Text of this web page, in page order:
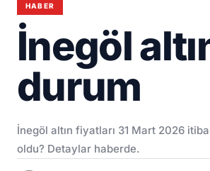
HABER
İnegöl
durum
İnegöl altın fiyatları 31 Mart 2026
oldu? Detaylar haberde.